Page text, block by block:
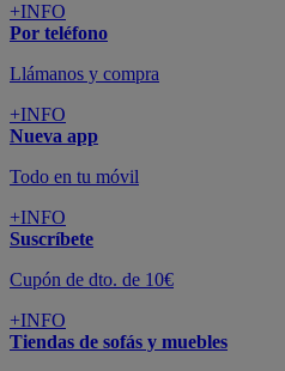
+INFO
Por teléfono
Llámanos y compra
+INFO
Nueva app
Todo en tu móvil
+INFO
Suscríbete
Cupón de dto. de 10€
+INFO
Tiendas de sofás y muebles